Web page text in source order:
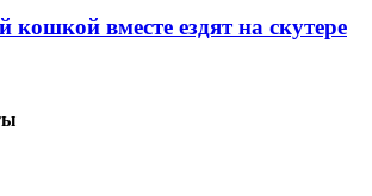
кошкой вместе ездят на скутере